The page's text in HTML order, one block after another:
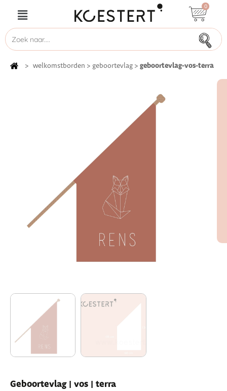
0
> welkomstborden > geboortevlag > geboortevlag-vos-terra
Geboortevlag | vos | terra